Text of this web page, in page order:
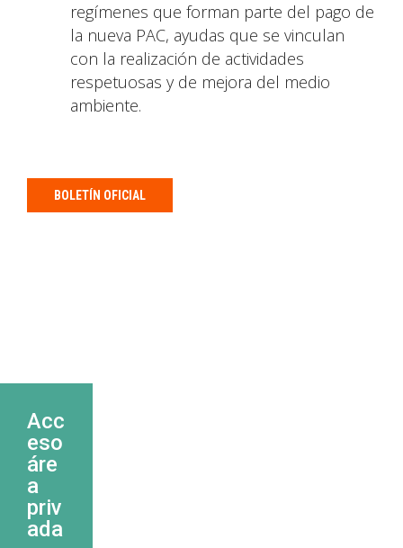
regímenes que forman parte del pago de
la nueva PAC, ayudas que se vinculan
con la realización de actividades
respetuosas y de mejora del medio
ambiente.
BOLETÍN OFICIAL
Acc
eso
áre
a
priv
ada